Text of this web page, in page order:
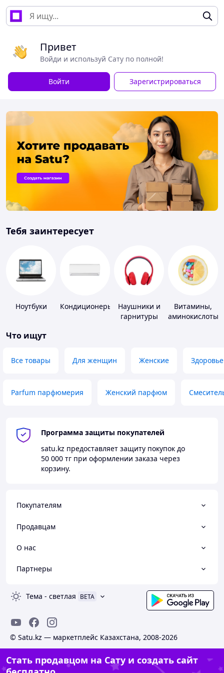
Привет
Войди и используй Сату по полной!
Войти Зарегистрироваться
Тебя заинтересует
Ноутбуки Кондиционеры
Наушники и
гарнитуры
Витамины,
аминокислоты
Что ищут
Все товары Для женщин Женские Здоровье
Parfum парфюмерия Женский парфюм
Программа защиты покупателей
satu.kz предоставляет защиту покупок до
50 000 тг при оформлении заказа через
корзину.
Покупателям
Продавцам
О нас
Партнеры
Тема - светлая BETA
© Satu.kz — маркетплейс Казахстана, 2008-2026
Стать продавцом на Сату и создать сайт